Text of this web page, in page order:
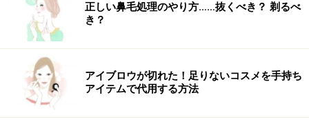
正しい鼻毛処理のやり方……抜くべき？ 剃るべ
き？
アイブロウが切れた！足りないコスメを手持ち
アイテムで代用する方法